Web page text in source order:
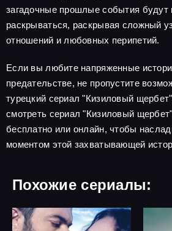
загадочные прошлые события будут
раскрываться, раскрывая сложный
отношений и любовных перипетий.
Если вы любите напряженные
предательстве, не пропустите
турецкий сериал "Кизиловый
смотреть сериал "Кизиловый
бесплатно или онлайн, чтобы
моментом этой захватывающей
Похожие сериалы: